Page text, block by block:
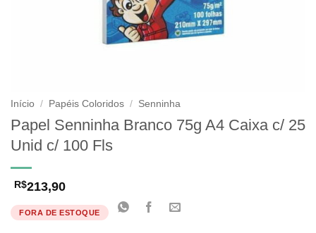
Início / Papéis Coloridos / Senninha
Papel Senninha Branco 75g A4 Caixa c/ 25
Unid c/ 100 Fls
R$213,90
FORA DE ESTOQUE